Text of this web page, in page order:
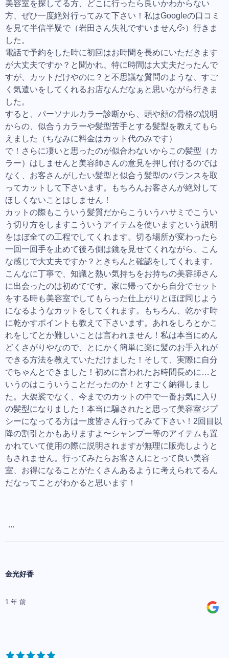
美容室を探してる方、どこに行ったら良いかわからない
方、ぜひ一度絶対行ってみて下さい！私はGoogleの口コミ
を見て半信半疑で（岩田さん失礼ですいません💦）行きま
した。
電話で予約をした時に初回はお時間を長めにいただきます
が大丈夫ですか？と聞かれ、特に時間は大丈夫だったんで
すが、カットだけやのに？と不思議な質問のような、すご
く気遣いをしてくれるお店なんだなぁと思いながら行きま
した。
すると、パーソナルカラー診断から、頭や顔の骨格の説明
からの、似合うカラーや髪型苦手とする髪型を教えてもら
えました（ちなみに料金はカット代のみです）
で！さらに凄いと思ったのが似合わないからこの髪型（カ
ラー）はしませんと美容師さんの意見を押し付けるのでは
なく、お客さんがしたい髪型と似合う髪型のバランスを取
ってカットして下さいます。もちろんお客さんが絶対して
ほしくないことはしません！
カットの際もこういう髪質だからこういうハサミでこうい
う切り方をしますこういうアイテムを使いますという説明
をはぼ全ての工程でしてくれます。切る場所が変わったら
一回一回手を止めて後ろ側は鏡を見せてくれながら、こん
な感じで大丈夫ですか？ときちんと確認をしてくれます。
こんなに丁寧で、知識と熱い気持ちをお持ちの美容師さん
に出会ったのは初めてです。家に帰ってから自分でセット
をする時も美容室でしてもらった仕上がりとほぼ同じよう
になるようなカットをしてくれます。もちろん、乾かす時
に乾かすポイントも教えて下さいます。あれをしろとかこ
れをしてとか難しいことは言われません！私は本当にめん
どくさがりやなので、とにかく簡単に楽に髪のお手入れが
できる方法を教えていただけました！そして、実際に自分
でちゃんとできました！初めに言われたお時間長めに…と
いうのはこういうことだったのか！とすごく納得しまし
た。大袈裟でなく、今までのカットの中で一番お気に入り
の髪型になりました！本当に騙されたと思って美容室ジプ
シーになってる方は一度皆さん行ってみて下さい！2回目以
降の割引とかもありますよ〜シャンプー等のアイテムも置
かれていて使用の際に説明されますが無理に販売しようと
もされません。行ってみたらお客さんにとって良い美容
室、お得になることがたくさんあるように考えられてるん
だなってことがわかると思います！
...
金光好香
1 年 前